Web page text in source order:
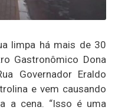
limpa há mais de 30
Gastronômico Dona
Governador Eraldo
e vem causando
a cena. “Isso é uma